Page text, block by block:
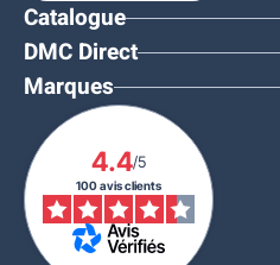
Catalogue
DMC Direct
Marques
4.4/5
100 avis clients